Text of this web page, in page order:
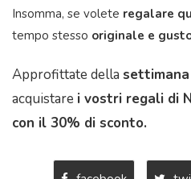
Insomma, se volete regalare
tempo stesso originale e
Approfittate della
acquistare i vostri regali di
con il 30% di sconto.